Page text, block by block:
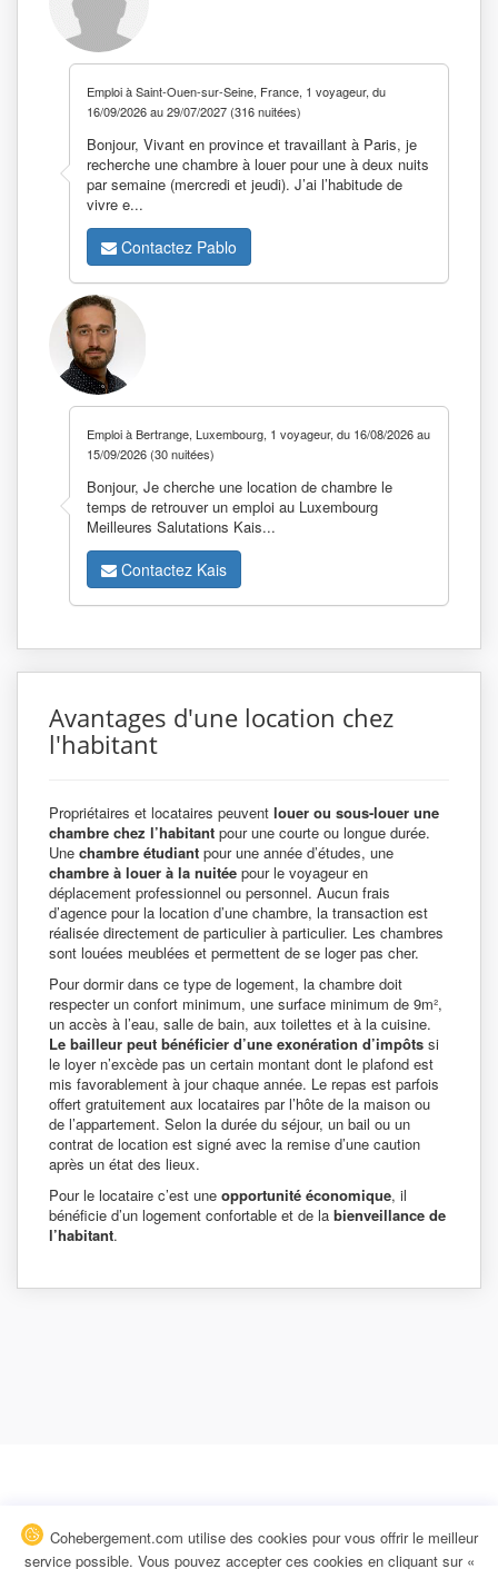
Emploi à Saint-Ouen-sur-Seine, France, 1 voyageur, du
16/09/2026 au 29/07/2027 (316 nuitées)
Bonjour, Vivant en province et travaillant à Paris, je
recherche une chambre à louer pour une à deux nuits
par semaine (mercredi et jeudi). J’ai l’habitude de
vivre e...
Contactez Pablo
Emploi à Bertrange, Luxembourg, 1 voyageur, du 16/08/2026 au
15/09/2026 (30 nuitées)
Bonjour, Je cherche une location de chambre le
temps de retrouver un emploi au Luxembourg
Meilleures Salutations Kais...
Contactez Kais
Avantages d'une location chez
l'habitant
Propriétaires et locataires peuvent louer ou sous-louer une
chambre chez l’habitant pour une courte ou longue durée.
Une chambre étudiant pour une année d’études, une
chambre à louer à la nuitée pour le voyageur en
déplacement professionnel ou personnel. Aucun frais
d’agence pour la location d’une chambre, la transaction est
réalisée directement de particulier à particulier. Les chambres
sont louées meublées et permettent de se loger pas cher.
Pour dormir dans ce type de logement, la chambre doit
respecter un confort minimum, une surface minimum de 9m²,
un accès à l’eau, salle de bain, aux toilettes et à la cuisine.
Le bailleur peut bénéficier d’une exonération d’impôts si
le loyer n’excède pas un certain montant dont le plafond est
mis favorablement à jour chaque année. Le repas est parfois
offert gratuitement aux locataires par l’hôte de la maison ou
de l’appartement. Selon la durée du séjour, un bail ou un
contrat de location est signé avec la remise d’une caution
après un état des lieux.
Pour le locataire c’est une opportunité économique, il
bénéficie d’un logement confortable et de la bienveillance de
l’habitant.
Cohebergement.com utilise des cookies pour vous offrir le meilleur
service possible. Vous pouvez accepter ces cookies en cliquant sur «